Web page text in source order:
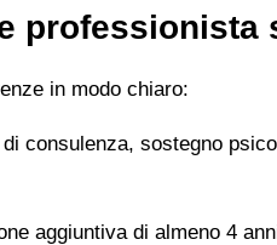
professionista
in modo chiaro:
consulenza, sostegno
aggiuntiva di almeno 4